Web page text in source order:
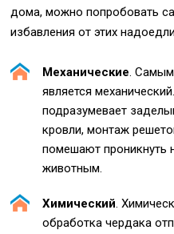
дома, можно попробовать
избавления от этих
Механические.
является
подразумевает
кровли, монтаж
помешают проникнуть
животным.
Химический.
обработка чердака